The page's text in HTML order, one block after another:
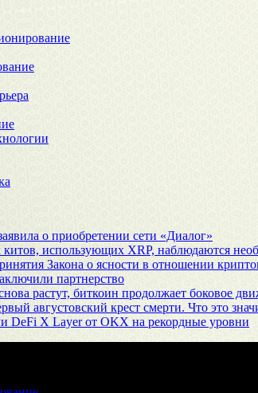
о приобретении сети «Диалог»
использующих XRP, наблюдаются
Закона о ясности в отношении
партнерство
растут, биткоин продолжает боковое
августовский крест смерти. Что это
DeFi X Layer от OKX на рекордные уровни